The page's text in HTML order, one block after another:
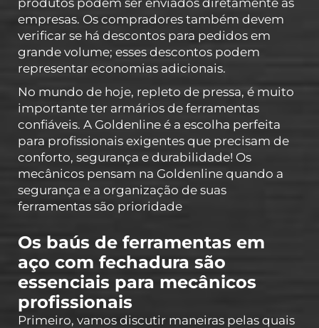
empresas. Os compradores também devem
verificar se há descontos para pedidos em
grande volume; esses descontos podem
representar economias adicionais.
No mundo de hoje, repleto de pressa, é muito
importante ter armários de ferramentas
confiáveis. A Goldenline é a escolha perfeita
para profissionais exigentes que precisam de
conforto, segurança e durabilidade! Os
mecânicos pensam na Goldenline quando a
segurança e a organização de suas
ferramentas são prioridade
Os baús de ferramentas em
aço com fechadura são
essenciais para mecânicos
profissionais
Primeiro, vamos discutir maneiras pelas quais